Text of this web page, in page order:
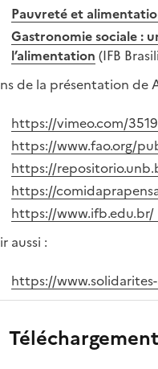
Pauvreté et
Gastronomie sociale :
l’alimentation (IFB
de la présentation de
https://vimeo.com/
https://www.fao.org/
https://
https://
https://www.ifb.edu.br/
aussi :
https://
Téléchargement